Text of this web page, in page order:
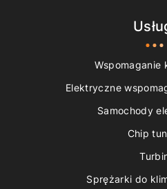
Wspomaganie
Elektryczne
Samochody
Chip
Sprężarki do